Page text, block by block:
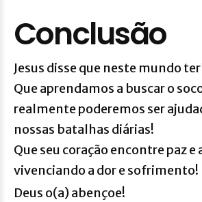
Conclusão
Jesus disse que neste mundo
Que aprendamos a buscar o
realmente poderemos ser
nossas batalhas diárias!
Que seu coração encontre paz
vivenciando a dor e sofrimento!
Deus o(a) abençoe!